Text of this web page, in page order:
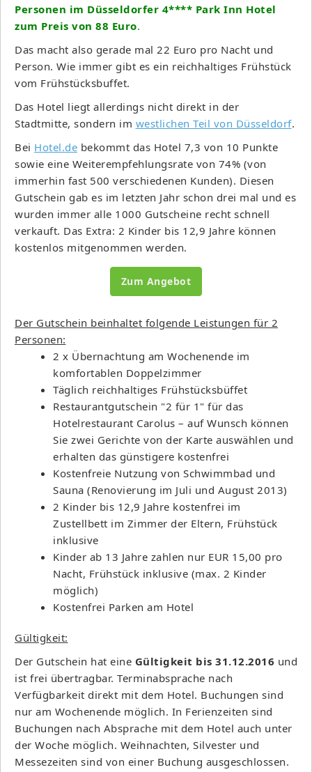
Personen im Düsseldorfer 4**** Park Inn Hotel
zum Preis von 88 Euro.
Das macht also gerade mal 22 Euro pro Nacht und
Person. Wie immer gibt es ein reichhaltiges Frühstück
vom Frühstücksbuffet.
Das Hotel liegt allerdings nicht direkt in der
Stadtmitte, sondern im westlichen Teil von Düsseldorf.
Bei Hotel.de bekommt das Hotel 7,3 von 10 Punkte
sowie eine Weiterempfehlungsrate von 74% (von
immerhin fast 500 verschiedenen Kunden). Diesen
Gutschein gab es im letzten Jahr schon drei mal und es
wurden immer alle 1000 Gutscheine recht schnell
verkauft. Das Extra: 2 Kinder bis 12,9 Jahre können
kostenlos mitgenommen werden.
Zum Angebot
Der Gutschein beinhaltet folgende Leistungen für 2
Personen:
2 x Übernachtung am Wochenende im
komfortablen Doppelzimmer
Täglich reichhaltiges Frühstücksbüffet
Restaurantgutschein "2 für 1" für das
Hotelrestaurant Carolus – auf Wunsch können
Sie zwei Gerichte von der Karte auswählen und
erhalten das günstigere kostenfrei
Kostenfreie Nutzung von Schwimmbad und
Sauna (Renovierung im Juli und August 2013)
2 Kinder bis 12,9 Jahre kostenfrei im
Zustellbett im Zimmer der Eltern, Frühstück
inklusive
Kinder ab 13 Jahre zahlen nur EUR 15,00 pro
Nacht, Frühstück inklusive (max. 2 Kinder
möglich)
Kostenfrei Parken am Hotel
Gültigkeit:
Der Gutschein hat eine Gültigkeit bis 31.12.2016 und
ist frei übertragbar. Terminabsprache nach
Verfügbarkeit direkt mit dem Hotel. Buchungen sind
nur am Wochenende möglich. In Ferienzeiten sind
Buchungen nach Absprache mit dem Hotel auch unter
der Woche möglich. Weihnachten, Silvester und
Messezeiten sind von einer Buchung ausgeschlossen.